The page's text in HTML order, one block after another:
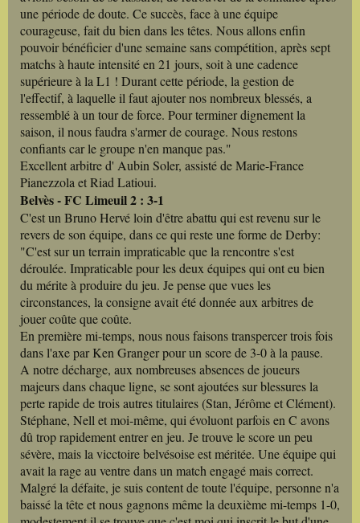
une période de doute. Ce succès, face à une équipe
courageuse, fait du bien dans les têtes. Nous allons enfin
pouvoir bénéficier d'une semaine sans compétition, après sept
matchs à haute intensité en 21 jours, soit à une cadence
supérieure à la L1 ! Durant cette période, la gestion de
l'effectif, à laquelle il faut ajouter nos nombreux blessés, a
ressemblé à un tour de force. Pour terminer dignement la
saison, il nous faudra s'armer de courage. Nous restons
confiants car le groupe n'en manque pas."
Excellent arbitre d' Aubin Soler, assisté de Marie-France
Pianezzola et Riad Latioui.
Belvès - FC Limeuil 2 : 3-1
C'est un Bruno Hervé loin d'être abattu qui est revenu sur le
revers de son équipe, dans ce qui reste une forme de Derby:
"C'est sur un terrain impraticable que la rencontre s'est
déroulée. Impraticable pour les deux équipes qui ont eu bien
du mérite à produire du jeu. Je pense que vues les
circonstances, la consigne avait été donnée aux arbitres de
jouer coûte que coûte.
En première mi-temps, nous nous faisons transpercer trois fois
dans l'axe par Ken Granger pour un score de 3-0 à la pause.
A notre décharge, aux nombreuses absences de joueurs
majeurs dans chaque ligne, se sont ajoutées sur blessures la
perte rapide de trois autres titulaires (Stan, Jérôme et Clément).
Stéphane, Nell et moi-même, qui évoluont parfois en C avons
dû trop rapidement entrer en jeu. Je trouve le score un peu
sévère, mais la vicctoire belvésoise est méritée. Une équipe qui
avait la rage au ventre dans un match engagé mais correct.
Malgré la défaite, je suis content de toute l'équipe, personne n'a
baissé la tête et nous gagnons même la deuxième mi-temps 1-0,